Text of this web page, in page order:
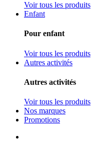
Voir tous les produits
Enfant
Pour enfant
Voir tous les produits
Autres activités
Autres activités
Voir tous les produits
Nos marques
Promotions